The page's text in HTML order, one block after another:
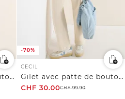
Gilet avec patte de boutonnage
-70%
CECIL
Gilet avec patte de boutonnage
CHF 30.00CHF99.90